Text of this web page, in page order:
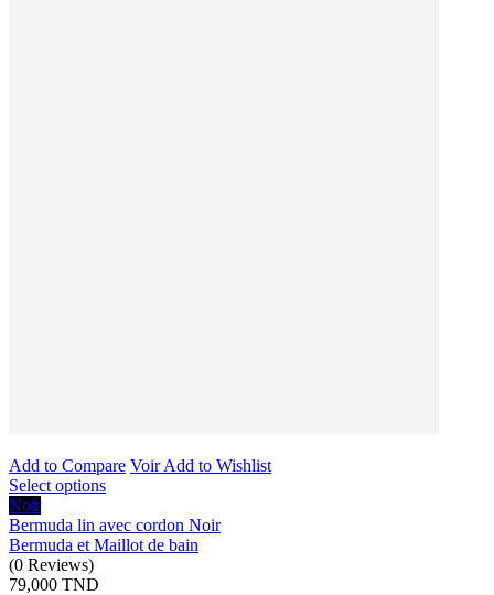
Add to Compare VoirAdd to Wishlist
Select options
Noir
Bermuda lin avec cordon Noir
Bermuda et Maillot de bain
(0 Reviews)
79,000 TND